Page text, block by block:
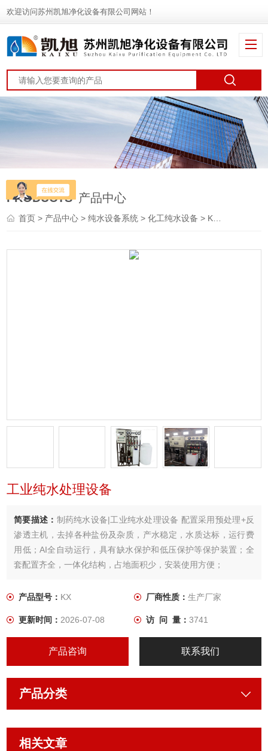
欢迎访问苏州凯旭净化设备有限公司网站！
PRODUCTS 产品中心
首页> 产品中心 >纯水设备系统 >化工纯水设备 > KX工业纯水处理设备
工业纯水处理设备
简要描述： 制药纯水设备|工业纯水处理设备 配置采用预处理+反
渗透主机，去掉各种盐份及杂质，产水稳定，水质达标，运行费
用低；AI全自动运行，具有缺水保护和低压保护等保护装置；全
套配置齐全，一体化结构，占地面积少，安装使用方便；
产品型号： KX 厂商性质： 生产厂家
更新时间：2026-07-08 访 问 量： 3741
产品咨询 联系我们
产品分类
相关文章